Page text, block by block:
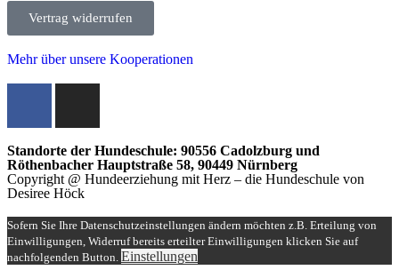
Vertrag widerrufen
Mehr über unsere Kooperationen
Standorte der Hundeschule: 90556 Cadolzburg und
Röthenbacher Hauptstraße 58, 90449 Nürnberg
Copyright @ Hundeerziehung mit Herz – die Hundeschule von
Desiree Höck
Sofern Sie Ihre Datenschutzeinstellungen ändern möchten z.B. Erteilung von
Einwilligungen, Widerruf bereits erteilter Einwilligungen klicken Sie auf
nachfolgenden Button. Einstellungen